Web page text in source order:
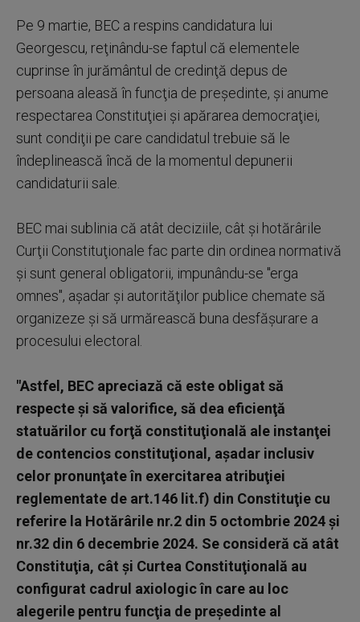
Pe 9 martie, BEC a respins candidatura lui
Georgescu, reţinându-se faptul că elementele
cuprinse în jurământul de credinţă depus de
persoana aleasă în funcţia de preşedinte, şi anume
respectarea Constituţiei şi apărarea democraţiei,
sunt condiţii pe care candidatul trebuie să le
îndeplinească încă de la momentul depunerii
candidaturii sale.
BEC mai sublinia că atât deciziile, cât şi hotărârile
Curţii Constituţionale fac parte din ordinea normativă
şi sunt general obligatorii, impunându-se "erga
omnes", aşadar şi autorităţilor publice chemate să
organizeze şi să urmărească buna desfăşurare a
procesului electoral.
"Astfel, BEC apreciază că este obligat să
respecte şi să valorifice, să dea eficienţă
statuărilor cu forţă constituţională ale instanţei
de contencios constituţional, aşadar inclusiv
celor pronunţate în exercitarea atribuţiei
reglementate de art.146 lit.f) din Constituţie cu
referire la Hotărârile nr.2 din 5 octombrie 2024 şi
nr.32 din 6 decembrie 2024. Se consideră că atât
Constituţia, cât şi Curtea Constituţională au
configurat cadrul axiologic în care au loc
alegerile pentru funcţia de preşedinte al